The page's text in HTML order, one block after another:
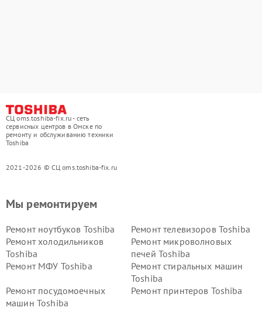
СЦ oms.toshiba-fix.ru - сеть
сервисных центров в Омске по
ремонту и обслуживанию техники
Toshiba
2021-2026 © СЦ oms.toshiba-fix.ru
Мы ремонтируем
Ремонт ноутбуков Toshiba
Ремонт телевизоров Toshiba
Ремонт холодильников
Toshiba
Ремонт микроволновых
печей Toshiba
Ремонт МФУ Toshiba
Ремонт стиральных машин
Toshiba
Ремонт посудомоечных
машин Toshiba
Ремонт принтеров Toshiba